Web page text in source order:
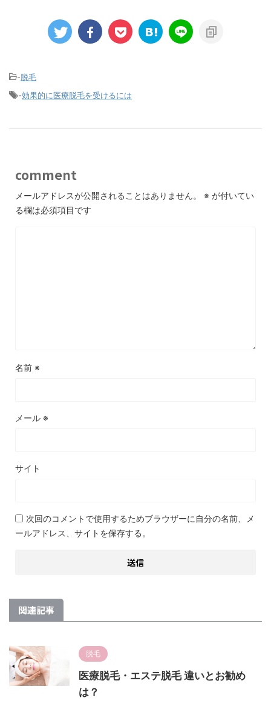
-脱毛
-効果的に医療脱毛を受けるには
comment
メールアドレスが公開されることはありません。 ※ が付いてい
る欄は必須項目です
名前 ※
メール ※
サイト
次回のコメントで使用するためブラウザーに自分の名前、メ
ールアドレス、サイトを保存する。
関連記事
脱毛
医療脱毛・エステ脱毛 違いとお勧め
は？